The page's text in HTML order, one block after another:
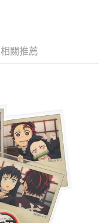
相關推薦